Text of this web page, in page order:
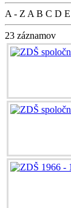
A - Z A B C D E
23 záznamov